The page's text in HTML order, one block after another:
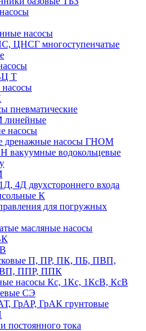
насосы
ЦНСГ многоступенчатые
Т
пневматические
линейные
насосы
дренажные насосы ГНОМ
вакуумные водокольцевые
4Д двухстороннего входа
К
для погружных
масляные насосы
П, ПР, ПК, ПБ, ПВП,
ППР, ППК
насосы Кс, 1Кс, 1КсВ, КсВ
СЭ
ГрАР, ГрАК грунтовые
постоянного тока